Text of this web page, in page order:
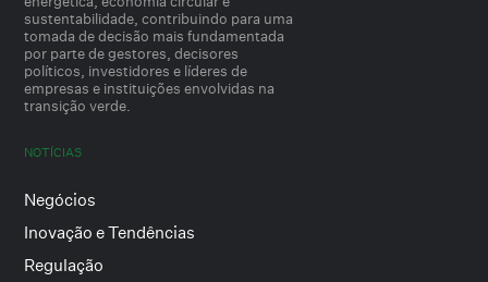
sustentabilidade, contribuindo para uma
tomada de decisão mais fundamentada
por parte de gestores, decisores
políticos, investidores e líderes de
empresas e instituições envolvidas na
transição verde.
NOTÍCIAS
Negócios
Inovação e Tendências
Regulação